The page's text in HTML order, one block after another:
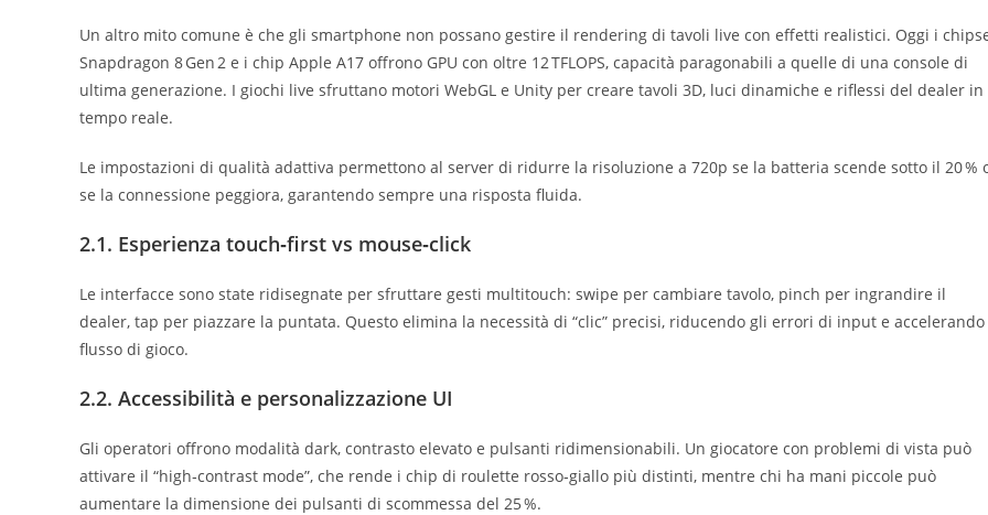
Un altro mito comune è che gli smartphone non possano gestire il rendering di tavoli live con effetti realistici. Oggi i
Snapdragon 8 Gen 2 e i chip Apple A17 offrono GPU con oltre 12 TFLOPS, capacità paragonabili a quelle di una console di
ultima generazione. I giochi live sfruttano motori WebGL e Unity per creare tavoli 3D, luci dinamiche e riflessi del dealer in
tempo reale.
Le impostazioni di qualità adattiva permettono al server di ridurre la risoluzione a 720p se la batteria scende sotto il 20 %
se la connessione peggiora, garantendo sempre una risposta fluida.
2.1. Esperienza touch‑first vs mouse‑click
Le interfacce sono state ridisegnate per sfruttare gesti multitouch: swipe per cambiare tavolo, pinch per ingrandire il
dealer, tap per piazzare la puntata. Questo elimina la necessità di “clic” precisi, riducendo gli errori di input e
flusso di gioco.
2.2. Accessibilità e personalizzazione UI
Gli operatori offrono modalità dark, contrasto elevato e pulsanti ridimensionabili. Un giocatore con problemi di vista può
attivare il “high‑contrast mode”, che rende i chip di roulette rosso‑giallo più distinti, mentre chi ha mani piccole può
aumentare la dimensione dei pulsanti di scommessa del 25 %.